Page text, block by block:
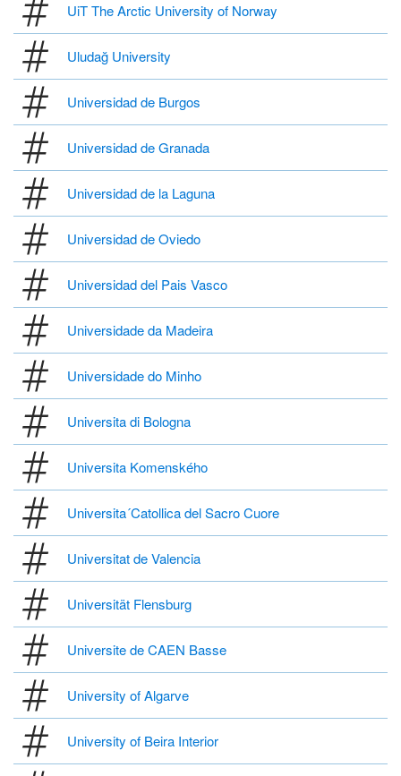
UiT The Arctic University of Norway
Uludağ University
Universidad de Burgos
Universidad de Granada
Universidad de la Laguna
Universidad de Oviedo
Universidad del Pais Vasco
Universidade da Madeira
Universidade do Minho
Universita di Bologna
Universita Komenského
Universita´Catollica del Sacro Cuore
Universitat de Valencia
Universität Flensburg
Universite de CAEN Basse
University of Algarve
University of Beira Interior